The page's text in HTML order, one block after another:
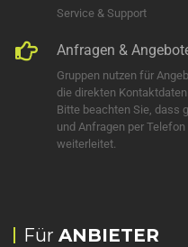
Service & Support
Anfragen &
Gruppen nutzen für
die direkten
Bitte beachten Sie, dass
und Anfragen per
weiterleitet.
Für ANBIETER